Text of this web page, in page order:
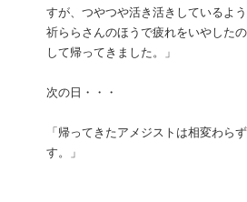
すが、つやつや活き活きしているよう
祈ららさんのほうで疲れをいやした
して帰ってきました。」
次の日・・・
「帰ってきたアメジストは相変わら
す。」